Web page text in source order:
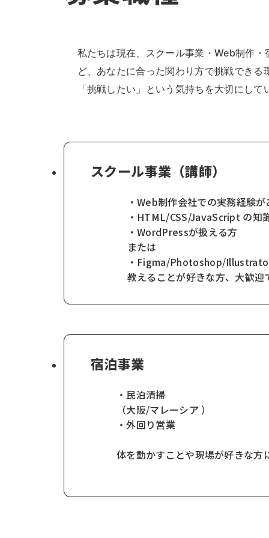
私たちは現在、スクール事業・Web制作
ど、あなたに合った関わり方で挑戦でき
「挑戦したい」という気持ちを大切にして
スクール事業（講師）
・Web制作会社での実務経験が
・HTML/CSS/JavaScript の知
・WordPressが扱える方
または
・Figma/Photoshop/
教えることが好きな方、大歓迎
宿泊事業
・民泊清掃
（大阪/マレーシア ）
・外回り営業
体を動かすことや現場が好きな方